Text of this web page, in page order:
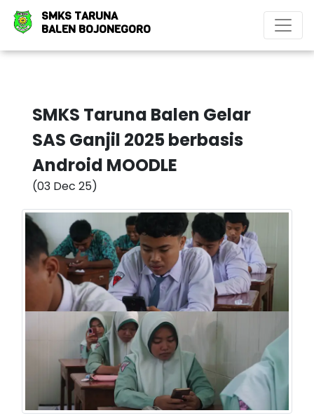
SMKS TARUNA
BALEN BOJONEGORO
SMKS Taruna Balen Gelar
SAS Ganjil 2025 berbasis
Android MOODLE
(03 Dec 25)